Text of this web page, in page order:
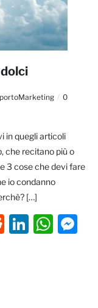
0
in quegli articoli
che recitano più o
3 cose che devi fare
io condanno
[…]
Reddit